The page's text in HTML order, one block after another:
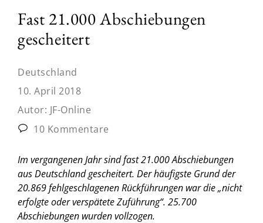
Fast 21.000 Abschiebungen
gescheitert
Deutschland
10. April 2018
Autor: JF-Online
10 Kommentare
Im vergangenen Jahr sind fast 21.000 Abschiebungen
aus Deutschland gescheitert. Der häufigste Grund der
20.869 fehlgeschlagenen Rückführungen war die „nicht
erfolgte oder verspätete Zuführung“. 25.700
Abschiebungen wurden vollzogen.